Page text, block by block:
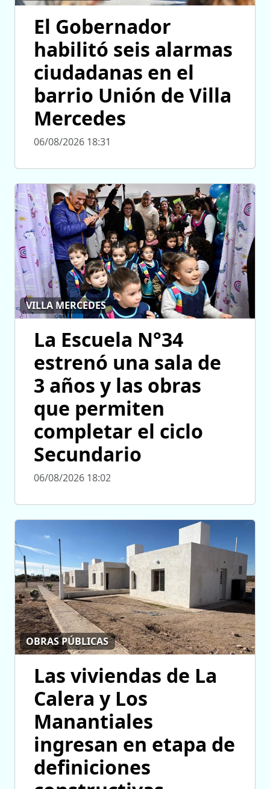
El Gobernador
habilitó seis alarmas
ciudadanas en el
barrio Unión de Villa
Mercedes
06/08/2026 18:31
VILLA MERCEDES
La Escuela N°34
estrenó una sala de
3 años y las obras
que permiten
completar el ciclo
Secundario
06/08/2026 18:02
OBRAS PÚBLICAS
Las viviendas de La
Calera y Los
Manantiales
ingresan en etapa de
definiciones